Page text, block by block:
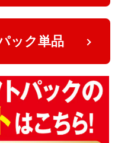
ック単品